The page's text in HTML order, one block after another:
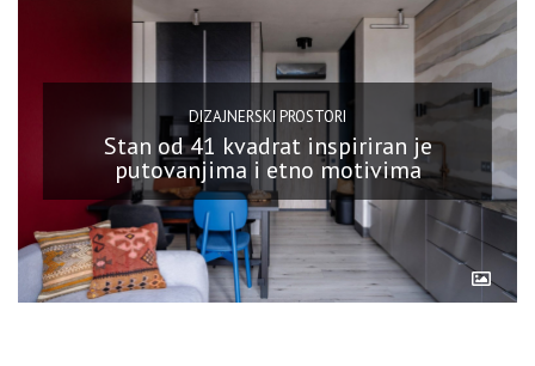
DIZAJNERSKI PROSTORI
Stan od 41 kvadrat inspiriran je
putovanjima i etno motivima